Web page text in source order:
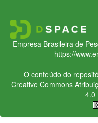
Empresa Brasileira de
https://
O conteúdo do
Creative Commons
4.0